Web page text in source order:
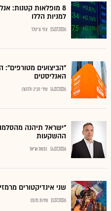
8 מופלאות קטנות:
למניות הללו
15.07.2026 צחי גרינולד
"הביצועים
האנליסטים
14.07.2026 שירי חביב-ולדהורן
"ישראל תיהנה
ההשקעות
14.07.2026 נתנאל אריאל
שני אינדיקטורים
11.07.2026 שירות גלובס